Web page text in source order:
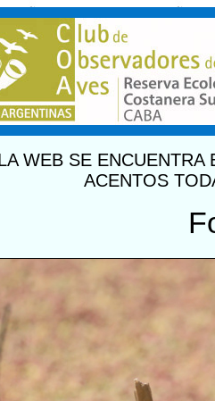
WEB SE
ACENTOS